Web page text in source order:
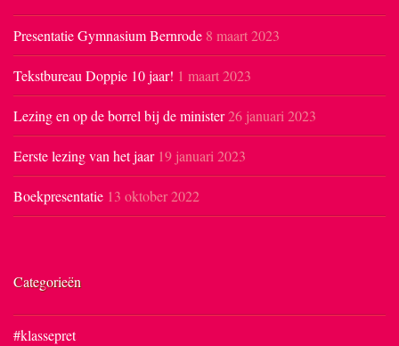
Presentatie Gymnasium Bernrode 8 maart 2023
Tekstbureau Doppie 10 jaar! 1 maart 2023
Lezing en op de borrel bij de minister26 januari 2023
Eerste lezing van het jaar 19 januari 2023
Boekpresentatie 13 oktober 2022
Categorieën
#klassepret